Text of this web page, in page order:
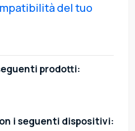
del tuo
prodotti:
i seguenti dispositivi: